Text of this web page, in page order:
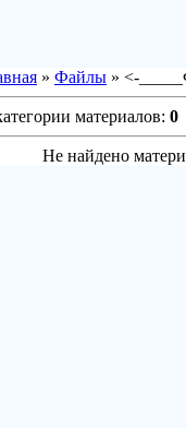
» Файлы » <-
материалов: 0
Не найдено